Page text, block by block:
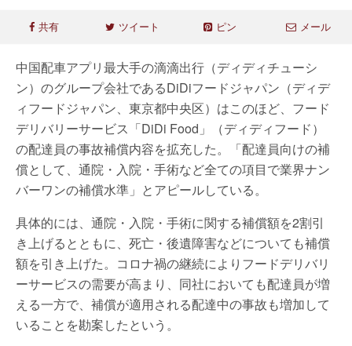
共有 ツイート ピン メール
中国配車アプリ最大手の滴滴出行（ディディチューシ
ン）のグループ会社であるDiDiフードジャパン（ディデ
ィフードジャパン、東京都中央区）はこのほど、フード
デリバリーサービス「DiDi Food」（ディディフード）
の配達員の事故補償内容を拡充した。「配達員向けの補
償として、通院・入院・手術など全ての項目で業界ナン
バーワンの補償水準」とアピールしている。
具体的には、通院・入院・手術に関する補償額を2割引
き上げるとともに、死亡・後遺障害などについても補償
額を引き上げた。コロナ禍の継続によりフードデリバリ
ーサービスの需要が高まり、同社においても配達員が増
える一方で、補償が適用される配達中の事故も増加して
いることを勘案したという。